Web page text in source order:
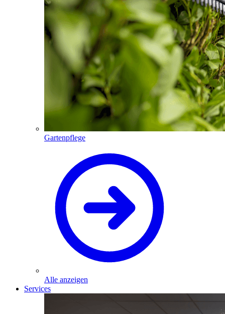
Gartenpflege
Alle anzeigen
Services